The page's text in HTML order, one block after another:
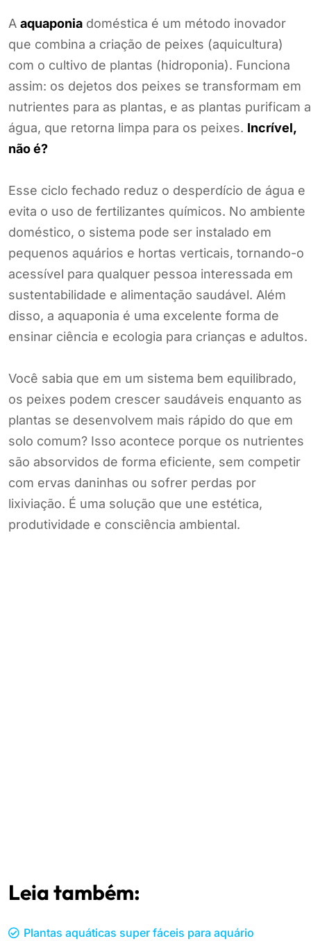
A aquaponia doméstica é um método inovador
que combina a criação de peixes (aquicultura)
com o cultivo de plantas (hidroponia). Funciona
assim: os dejetos dos peixes se transformam em
nutrientes para as plantas, e as plantas purificam a
água, que retorna limpa para os peixes. Incrível,
não é?
Esse ciclo fechado reduz o desperdício de água e
evita o uso de fertilizantes químicos. No ambiente
doméstico, o sistema pode ser instalado em
pequenos aquários e hortas verticais, tornando-o
acessível para qualquer pessoa interessada em
sustentabilidade e alimentação saudável. Além
disso, a aquaponia é uma excelente forma de
ensinar ciência e ecologia para crianças e adultos.
Você sabia que em um sistema bem equilibrado,
os peixes podem crescer saudáveis enquanto as
plantas se desenvolvem mais rápido do que em
solo comum? Isso acontece porque os nutrientes
são absorvidos de forma eficiente, sem competir
com ervas daninhas ou sofrer perdas por
lixiviação. É uma solução que une estética,
produtividade e consciência ambiental.
Leia também:
Plantas aquáticas super fáceis para aquário